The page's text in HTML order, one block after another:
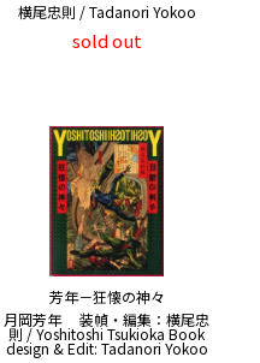
横尾忠則 / Tadanori Yokoo
sold out
芳年－狂懐の神々
月岡芳年 装幀・編集：横尾忠
則 / Yoshitoshi Tsukioka Book
design & Edit: Tadanori Yokoo